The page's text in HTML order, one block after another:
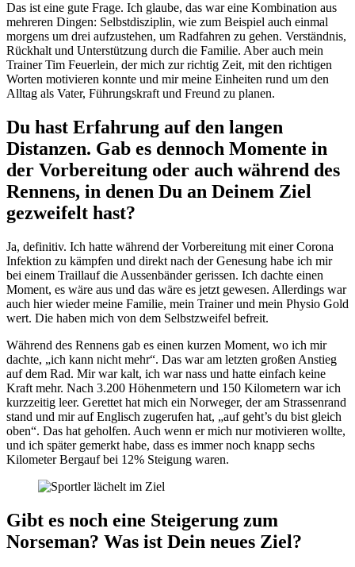
Das ist eine gute Frage. Ich glaube, das war eine Kombination aus
mehreren Dingen: Selbstdisziplin, wie zum Beispiel auch einmal
morgens um drei aufzustehen, um Radfahren zu gehen. Verständnis,
Rückhalt und Unterstützung durch die Familie. Aber auch mein
Trainer Tim Feuerlein, der mich zur richtig Zeit, mit den richtigen
Worten motivieren konnte und mir meine Einheiten rund um den
Alltag als Vater, Führungskraft und Freund zu planen.
Du hast Erfahrung auf den langen
Distanzen. Gab es dennoch Momente in
der Vorbereitung oder auch während des
Rennens, in denen Du an Deinem Ziel
gezweifelt hast?
Ja, definitiv. Ich hatte während der Vorbereitung mit einer Corona
Infektion zu kämpfen und direkt nach der Genesung habe ich mir
bei einem Traillauf die Aussenbänder gerissen. Ich dachte einen
Moment, es wäre aus und das wäre es jetzt gewesen. Allerdings war
auch hier wieder meine Familie, mein Trainer und mein Physio Gold
wert. Die haben mich von dem Selbstzweifel befreit.
Während des Rennens gab es einen kurzen Moment, wo ich mir
dachte, „ich kann nicht mehr“. Das war am letzten großen Anstieg
auf dem Rad. Mir war kalt, ich war nass und hatte einfach keine
Kraft mehr. Nach 3.200 Höhenmetern und 150 Kilometern war ich
kurzzeitig leer. Gerettet hat mich ein Norweger, der am Strassenrand
stand und mir auf Englisch zugerufen hat, „auf geht’s du bist gleich
oben“. Das hat geholfen. Auch wenn er mich nur motivieren wollte,
und ich später gemerkt habe, dass es immer noch knapp sechs
Kilometer Bergauf bei 12% Steigung waren.
Gibt es noch eine Steigerung zum
Norseman? Was ist Dein neues Ziel?